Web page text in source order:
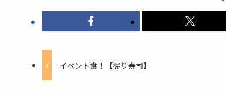
イベント食！【握り寿司】